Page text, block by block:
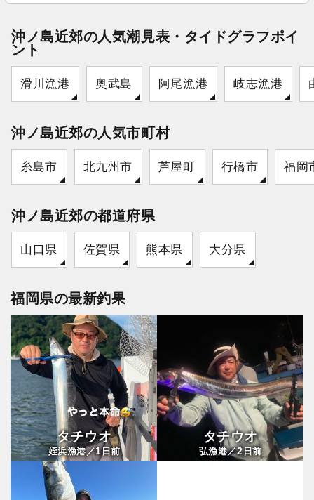
沖ノ島近郊の人気潮見表・タイドグラフポイ
ント
滑川漁港 奥武島 阿尾漁港 岐志漁港
沖ノ島近郊の人気市町村
糸島市 北九州市 芦屋町 行橋市 福岡
沖ノ島近郊の都道府県
山口県 佐賀県 熊本県 大分県
福岡県の最新釣果
タチウオ
姪浜漁港／1日前
タチウオ
弘漁港／2日前